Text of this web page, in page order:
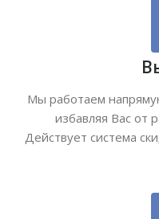
Мы работаем
избавляя Вас от
Действует система